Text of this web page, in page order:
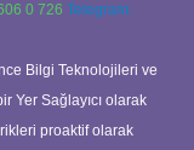
0 726 Telegram:
Bilgi Teknolojileri ve
Yer Sağlayıcı olarak
proaktif olarak